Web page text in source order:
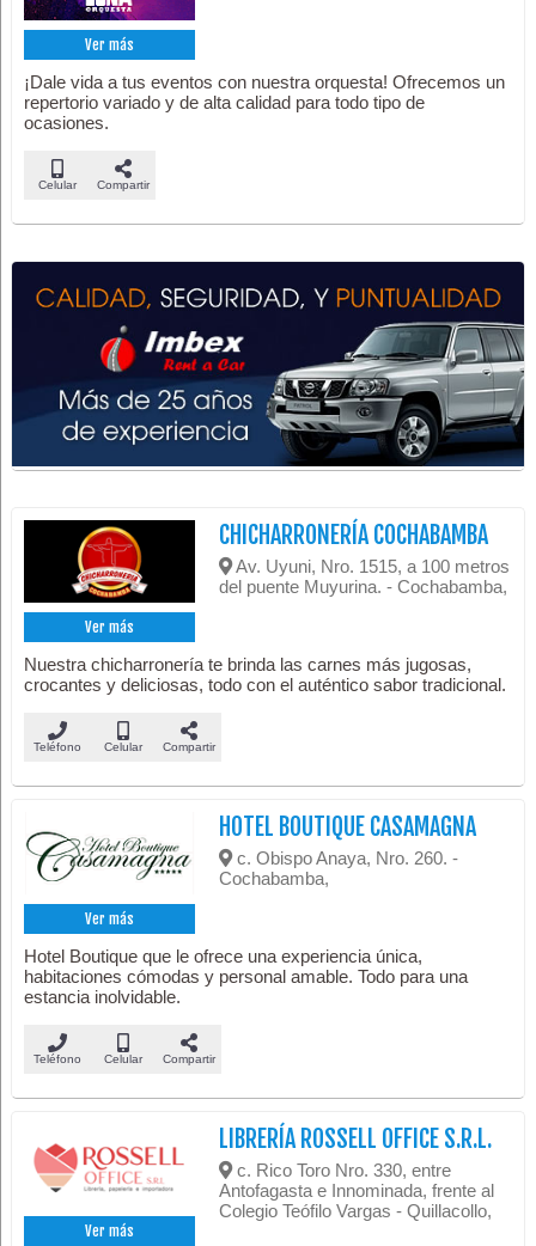
Ver más
¡Dale vida a tus eventos con nuestra orquesta! Ofrecemos un
repertorio variado y de alta calidad para todo tipo de
ocasiones.
Celular Compartir
Ver más
CHICHARRONERÍA COCHABAMBA
Av. Uyuni, Nro. 1515, a 100 metros
del puente Muyurina. - Cochabamba,
Nuestra chicharronería te brinda las carnes más jugosas,
crocantes y deliciosas, todo con el auténtico sabor tradicional.
Teléfono Celular Compartir
Ver más
HOTEL BOUTIQUE CASAMAGNA
c. Obispo Anaya, Nro. 260. -
Cochabamba,
Hotel Boutique que le ofrece una experiencia única,
habitaciones cómodas y personal amable. Todo para una
estancia inolvidable.
Teléfono Celular Compartir
Ver más
LIBRERÍA ROSSELL OFFICE S.R.L.
c. Rico Toro Nro. 330, entre
Antofagasta e Innominada, frente al
Colegio Teófilo Vargas - Quillacollo,